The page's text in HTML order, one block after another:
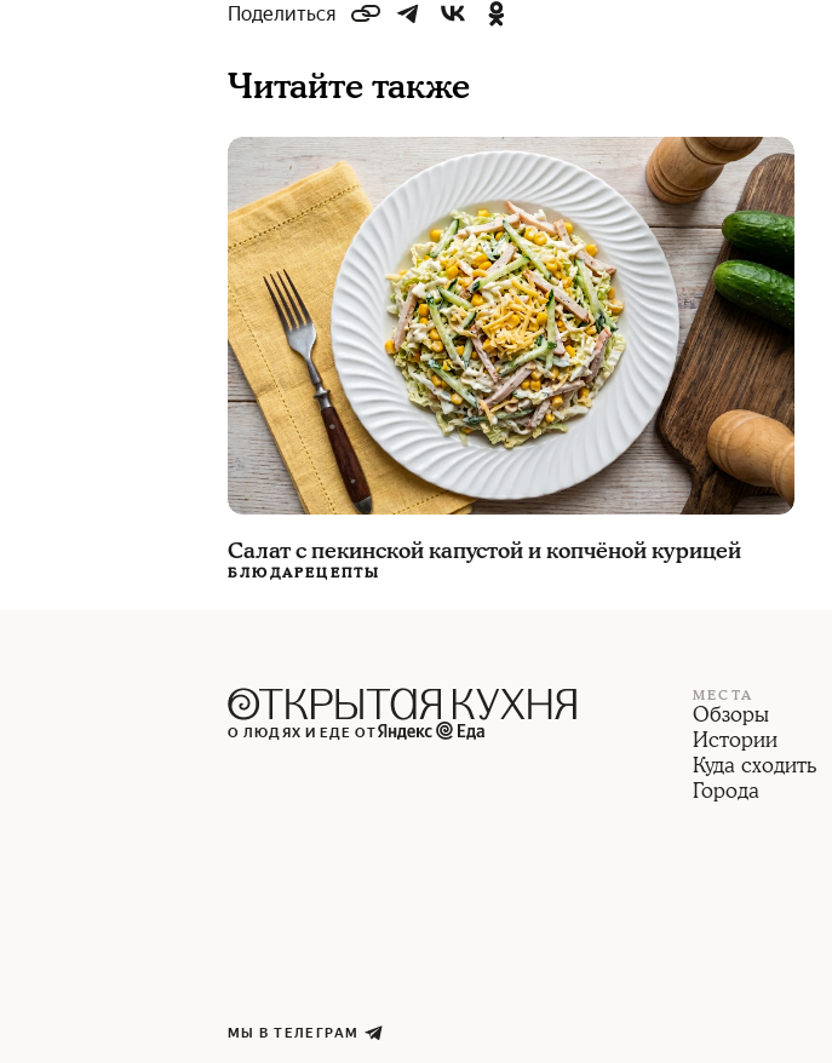
Поделиться
Читайте также
Салат с пекинской капустой и копчёной курицей
БЛЮДАРЕЦЕПТЫ
О ЛЮДЯХ И ЕДЕ ОТ
МЕСТА
Обзоры
Истории
Куда сходить
Города
МЫ В ТЕЛЕГРАМ